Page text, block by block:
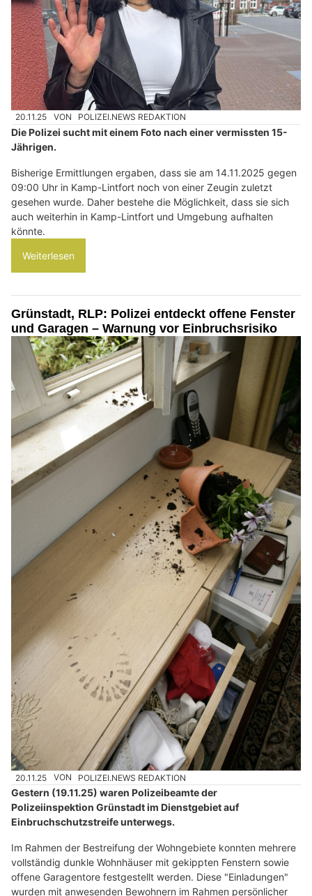
20.11.25 VON POLIZEI.NEWS REDAKTION
Die Polizei sucht mit einem Foto nach einer vermissten 15-
Jährigen.
Bisherige Ermittlungen ergaben, dass sie am 14.11.2025 gegen
09:00 Uhr in Kamp-Lintfort noch von einer Zeugin zuletzt
gesehen wurde. Daher bestehe die Möglichkeit, dass sie sich
auch weiterhin in Kamp-Lintfort und Umgebung aufhalten
könnte.
Weiterlesen
Grünstadt, RLP: Polizei entdeckt offene Fenster
und Garagen – Warnung vor Einbruchsrisiko
20.11.25 VON POLIZEI.NEWS REDAKTION
Gestern (19.11.25) waren Polizeibeamte der
Polizeiinspektion Grünstadt im Dienstgebiet auf
Einbruchschutzstreife unterwegs.
Im Rahmen der Bestreifung der Wohngebiete konnten mehrere
vollständig dunkle Wohnhäuser mit gekippten Fenstern sowie
offene Garagentore festgestellt werden. Diese "Einladungen"
wurden mit anwesenden Bewohnern im Rahmen persönlicher